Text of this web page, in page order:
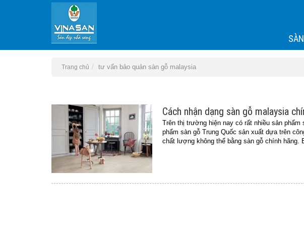
Trang chủ tư vấn bảo quản sàn gỗ malaysia
Cách nhận dạng sàn gỗ malaysia
Trên thị trường hiện nay có rất nhiều sản
phẩm sàn gỗ Trung Quốc sản xuất dựa trên
chất lượng không thể bằng sàn gỗ chính hãng.